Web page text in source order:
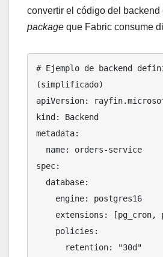
convertir el código del backend
package que Fabric consume
# Ejemplo de backend
(simplificado)
apiVersion:
kind: Backend
metadata:
spec: